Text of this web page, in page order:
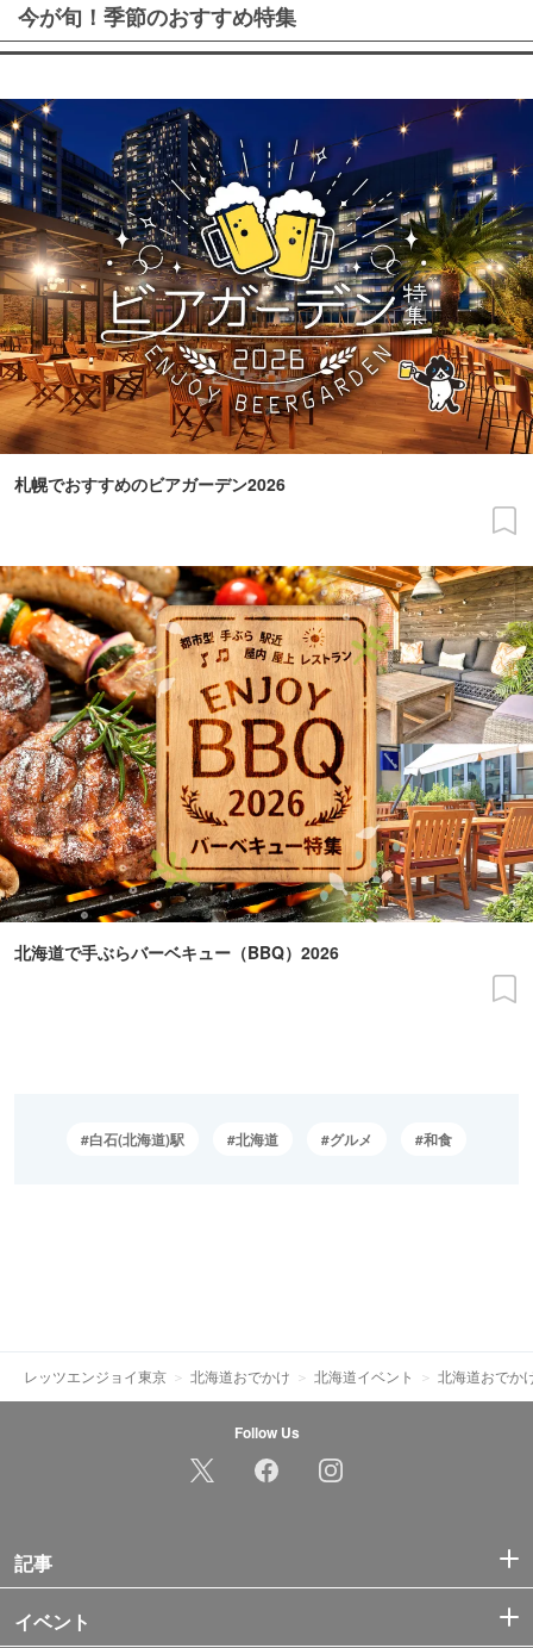
今が旬！季節のおすすめ特集
札幌でおすすめのビアガーデン2026
北海道で手ぶらバーベキュー（BBQ）2026
白石(北海道)駅 北海道 グルメ 和食
レッツエンジョイ東京 北海道おでかけ 北海道イベント 北海道おでか
Follow Us
記事
イベント